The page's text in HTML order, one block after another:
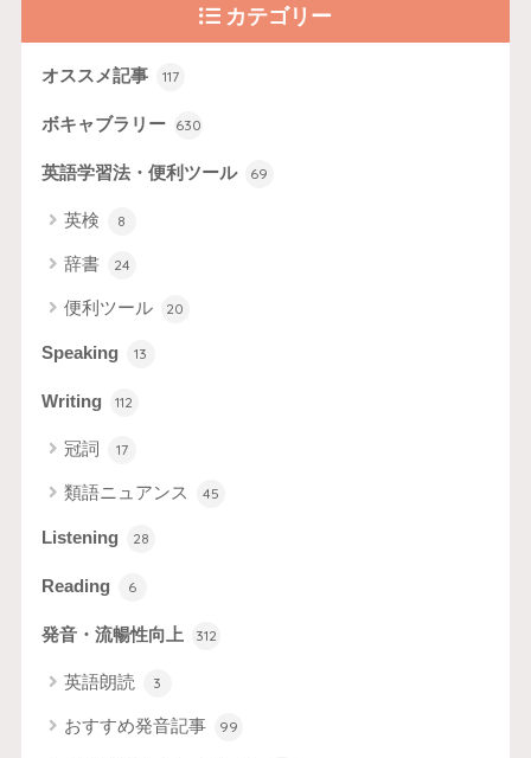
カテゴリー
オススメ記事 117
ボキャブラリー 630
英語学習法・便利ツール 69
英検 8
辞書 24
便利ツール 20
Speaking 13
Writing 112
冠詞 17
類語ニュアンス 45
Listening 28
Reading 6
発音・流暢性向上 312
英語朗読 3
おすすめ発音記事 99